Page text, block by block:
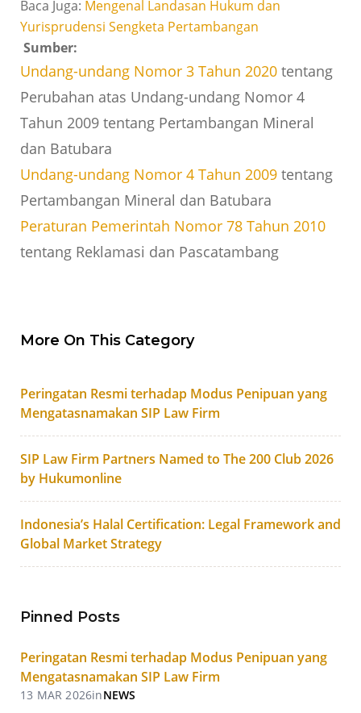
Baca Juga: Mengenal Landasan Hukum dan
Yurisprudensi Sengketa Pertambangan
Sumber:
Undang-undang Nomor 3 Tahun 2020 tentang
Perubahan atas Undang-undang Nomor 4
Tahun 2009 tentang Pertambangan Mineral
dan Batubara
Undang-undang Nomor 4 Tahun 2009tentang
Pertambangan Mineral dan Batubara
Peraturan Pemerintah Nomor 78 Tahun 2010
tentang Reklamasi dan Pascatambang
More On This Category
Peringatan Resmi terhadap Modus Penipuan yang
Mengatasnamakan SIP Law Firm
SIP Law Firm Partners Named to The 200 Club 2026
by Hukumonline
Indonesia’s Halal Certification: Legal Framework and
Global Market Strategy
Pinned Posts
Peringatan Resmi terhadap Modus Penipuan yang
Mengatasnamakan SIP Law Firm
13 MAR 2026inNEWS